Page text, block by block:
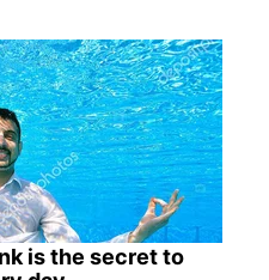
is the secret to